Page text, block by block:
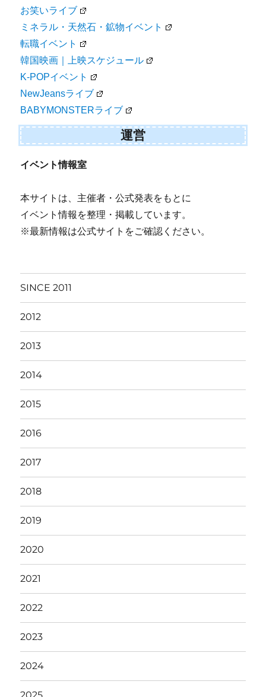
お笑いライブ
ミネラル・天然石・鉱物イベント
転職イベント
韓国映画｜上映スケジュール
K-POPイベント
NewJeansライブ
BABYMONSTERライブ
運営
イベント情報室
本サイトは、主催者・公式発表をもとに
イベント情報を整理・掲載しています。
※最新情報は公式サイトをご確認ください。
SINCE 2011
2012
2013
2014
2015
2016
2017
2018
2019
2020
2021
2022
2023
2024